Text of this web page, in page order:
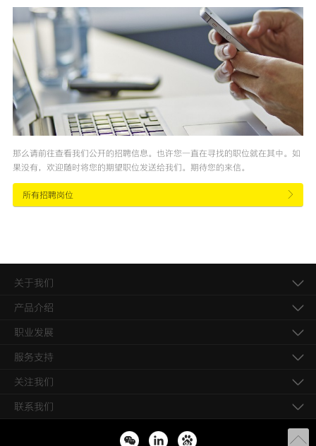
那么请前往查看我们公开的招聘信息。也许您一直在寻找的职位就在其中。如
果没有，欢迎随时将您的期望职位发送给我们。期待您的来信。
所有招聘岗位
关于我们
产品介绍
职业发展
服务支持
关注我们
联系我们